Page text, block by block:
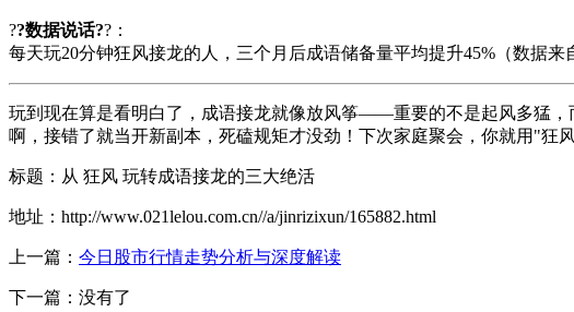
??数据说话??：
每天玩20分钟狂风接龙的人，三个月后成语储备量平均提升45%（数据
玩到现在算是看明白了，成语接龙就像放风筝——重要的不是起风多猛
啊，接错了就当开新副本，死磕规矩才没劲！下次家庭聚会，你就用"狂
标题：从 狂风 玩转成语接龙的三大绝活
地址：http://www.021lelou.com.cn//a/jinrizixun/165882.html
上一篇： 今日股市行情走势分析与深度解读
下一篇：没有了